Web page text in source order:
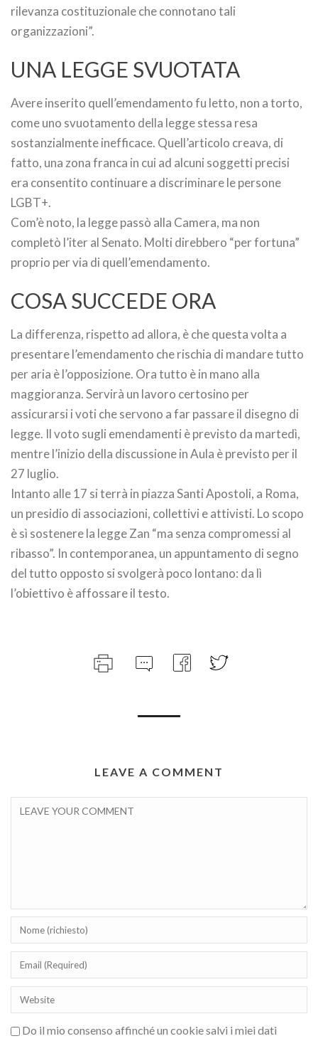
rilevanza costituzionale che connotano tali
organizzazioni”.
UNA LEGGE SVUOTATA
Avere inserito quell’emendamento fu letto, non a torto,
come uno svuotamento della legge stessa resa
sostanzialmente inefficace. Quell’articolo creava, di
fatto, una zona franca in cui ad alcuni soggetti precisi
era consentito continuare a discriminare le persone
LGBT+.
Com’è noto, la legge passò alla Camera, ma non
completò l’iter al Senato. Molti direbbero “per fortuna”
proprio per via di quell’emendamento.
COSA SUCCEDE ORA
La differenza, rispetto ad allora, è che questa volta a
presentare l’emendamento che rischia di mandare tutto
per aria è l’opposizione. Ora tutto è in mano alla
maggioranza. Servirà un lavoro certosino per
assicurarsi i voti che servono a far passare il disegno di
legge. Il voto sugli emendamenti è previsto da martedì,
mentre l’inizio della discussione in Aula è previsto per il
27 luglio.
Intanto alle 17 si terrà in piazza Santi Apostoli, a Roma,
un presidio di associazioni, collettivi e attivisti. Lo scopo
è sì sostenere la legge Zan “ma senza compromessi al
ribasso”. In contemporanea, un appuntamento di segno
del tutto opposto si svolgerà poco lontano: da lì
l’obiettivo è affossare il testo.
LEAVE A COMMENT
Do il mio consenso affinché un cookie salvi i miei dati